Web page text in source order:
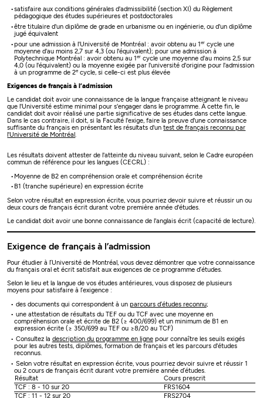
satisfaire aux conditions générales d'admissibilité (section XI) du Règlement
pédagogique des études supérieures et postdoctorales
être titulaire d'un diplôme de grade en urbanisme ou en ingénierie, ou d'un diplôme
jugé équivalent
pour une admission à l'Université de Montréal : avoir obtenu au 1ercycle une
moyenne d'au moins 2,7 sur 4,3 (ou l'équivalent); pour une admission à
Polytechnique Montréal : avoir obtenu au 1ercycle une moyenne d'au moins 2,5 sur
4,0 (ou l'équivalent) ou la moyenne exigée par l'université d'origine pour l'admission
à un programme de 2ecycle, si celle-ci est plus élevée
Exigences de français à l’admission
Le candidat doit avoir une connaissance de la langue française atteignant le niveau
que l'Université estime minimal pour s'engager dans le programme. À cette fin, le
candidat doit avoir réalisé une partie significative de ses études dans cette langue.
Dans le cas contraire, il doit, si la Faculté l'exige, faire la preuve d'une connaissance
suffisante du français en présentant les résultats d'untest de français reconnu par
l'Université de Montréal.
Les résultats doivent attester de l'atteinte du niveau suivant, selon le Cadre européen
commun de référence pour les langues (CECRL) :
Moyenne de B2 en compréhension orale et compréhension écrite
B1 (tranche supérieure) en expression écrite
Selon votre résultat en expression écrite, vous pourriez devoir suivre et réussir un ou
deux cours de français écrit durant votre première année d'études.
Le candidat doit avoir une bonne connaissance de l'anglais écrit (capacité de lecture).
Exigence de français à l’admission
Pour étudier à l’Université de Montréal, vous devez démontrer que votre connaissance
du français oral et écrit satisfait aux exigences de ce programme d’études.
Selon le lieu et la langue de vos études antérieures, vous disposez de plusieurs
moyens pour satisfaire à l’exigence :
des documents qui correspondent à un parcours d’études reconnu;
une attestation de résultats du TEF ou du TCF avec une moyenne en
compréhension orale et écrite de B2 (≥ 400/699) et un minimum de B1 en
expression écrite (≥ 350/699 au TEF ou ≥8/20 au TCF)
Consultez la description du programme en lignepour connaître les seuils exigés
pour les autres tests, diplômes, formation de français et les parcours d'études
reconnus.
Selon votre résultat en expression écrite, vous pourriez devoir suivre et réussir 1
ou 2 cours de français écrit durant votre première année d’études.
Résultat
Cours prescrit
TCF : 8 - 10 sur 20
FRS1604
TCF : 11 - 12 sur 20
FRS2704